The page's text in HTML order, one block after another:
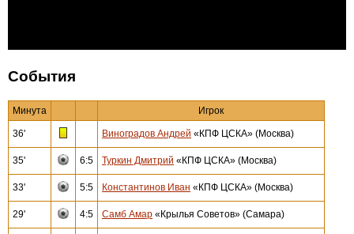
События
Минута Игрок
36' Виноградов Андрей «КПФ ЦСКА» (Москва)
35' 6:5 Туркин Дмитрий «КПФ ЦСКА» (Москва)
33' 5:5 Константинов Иван «КПФ ЦСКА» (Москва)
29' 4:5 Самб Амар «Крылья Советов» (Самара)